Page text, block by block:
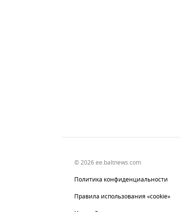
© 2026 ee.baltnews.com
Политика конфиденциальности
Правила использования «cookie»